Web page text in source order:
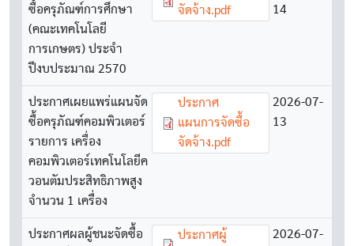
ซื้อครุภัณฑ์การศึกษา
(คณะเทคโนโลยี
การเกษตร) ประจำ
ปีงบประมาณ 2570
จัดจ้าง.pdf
14
ประกาศเผยแพร่แผนจัด
ซื้อครุภัณฑ์คอมพิวเตอร์
รายการ เครื่อง
คอมพิวเตอร์เทคโนโลยีค
วอนตัมประสิทธิภาพสูง
จำนวน 1 เครื่อง
Document
ประกาศ
แผนการจัดซื้อ
จัดจ้าง.pdf
2026-07-
13
ประกาศผลผู้ชนะจัดซื้อ Document
ประกาศผู้ 2026-07-